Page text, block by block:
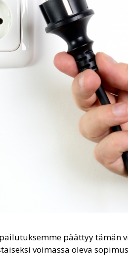
päättyy tämän
voimassa oleva